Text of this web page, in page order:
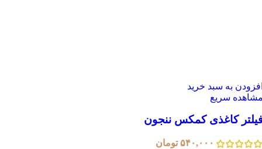
به سبد خرید
سریع
کاغذی کمکس ننجون
۵۴۰,۰۰۰ تومان